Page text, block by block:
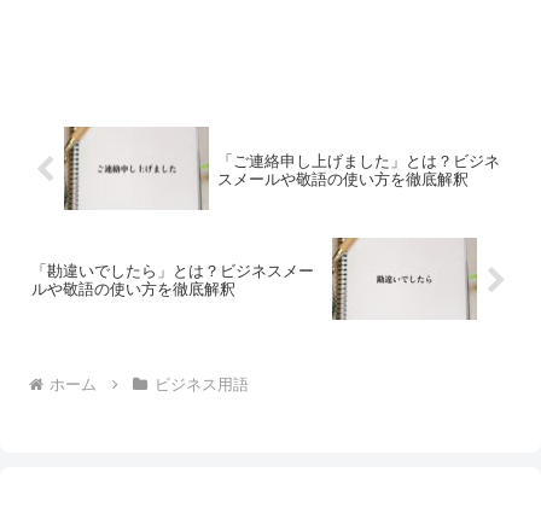
「ご連絡申し上げました」とは？ビジネ
スメールや敬語の使い方を徹底解釈
「勘違いでしたら」とは？ビジネスメー
ルや敬語の使い方を徹底解釈
ホーム ビジネス用語